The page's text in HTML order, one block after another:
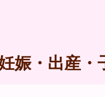
娠・出産